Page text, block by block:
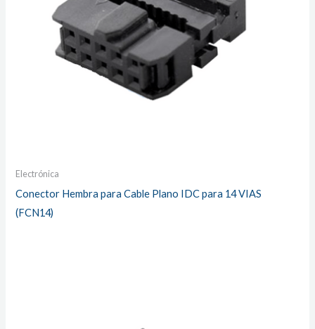
Electrónica
Conector Hembra para Cable Plano IDC para 14 VIAS
(FCN14)